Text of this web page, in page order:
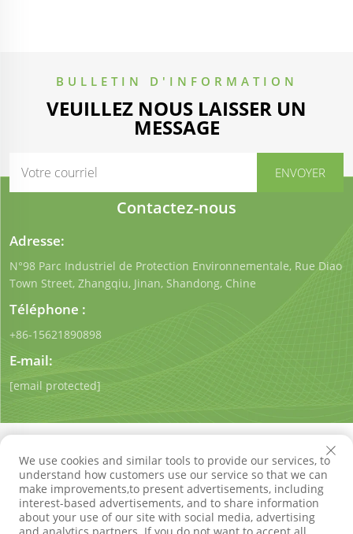
BULLETIN D'INFORMATION
VEUILLEZ NOUS LAISSER UN
MESSAGE
Contactez-nous
Adresse:
N°98 Parc Industriel de Protection Environnementale, Rue Diao
Town Street, Zhangqiu, Jinan, Shandong, Chine
Téléphone :
+86-15621890898
E-mail:
[email protected]
Droits d'auteur © Shandong Qigong Environmental
Protection Technology Co., Ltd. Tous droits réservés
Politique de confidentialité Blog
We use cookies and similar tools to provide our services, to
understand how customers use our service so that we can
make improvements,to present advertisements, including
interest-based advertisements, and to share information
about your use of our site with social media, advertising